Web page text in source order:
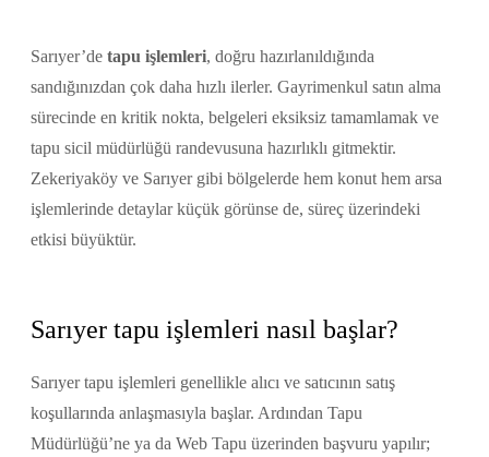
Sarıyer’de tapu işlemleri, doğru hazırlanıldığında
sandığınızdan çok daha hızlı ilerler. Gayrimenkul satın alma
sürecinde en kritik nokta, belgeleri eksiksiz tamamlamak ve
tapu sicil müdürlüğü randevusuna hazırlıklı gitmektir.
Zekeriyaköy ve Sarıyer gibi bölgelerde hem konut hem arsa
işlemlerinde detaylar küçük görünse de, süreç üzerindeki
etkisi büyüktür.
Sarıyer tapu işlemleri nasıl başlar?
Sarıyer tapu işlemleri genellikle alıcı ve satıcının satış
koşullarında anlaşmasıyla başlar. Ardından Tapu
Müdürlüğü’ne ya da Web Tapu üzerinden başvuru yapılır;